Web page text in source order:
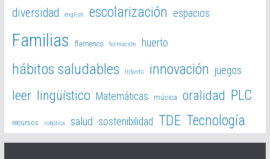
diversidad english escolarización espacios
Familias flamenco formación huerto
hábitos saludables Infantil innovación juegos
leer lingüístico Matemáticas música oralidad PLC
recursos robótica salud sostenibilidad TDE Tecnología